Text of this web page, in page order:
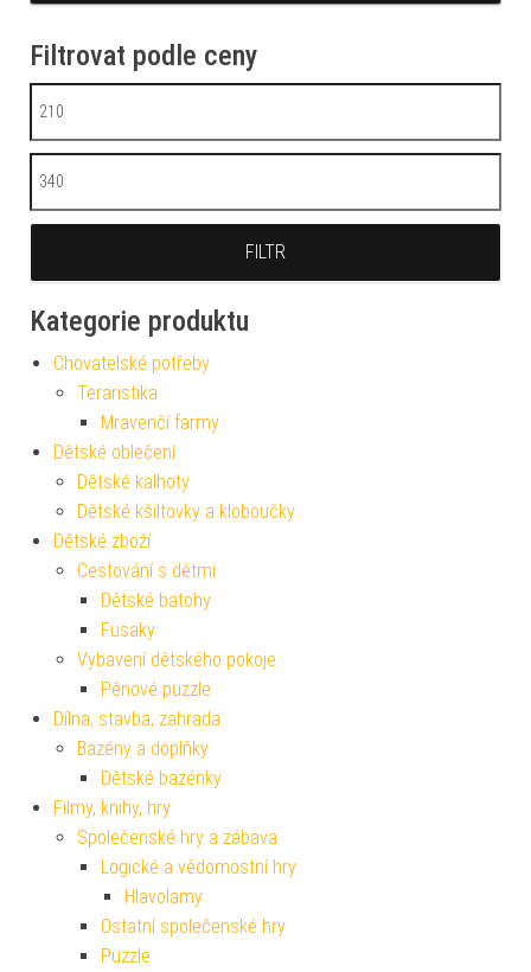
Filtrovat podle ceny
Minimální cena
Maximální cena
FILTR
Kategorie produktu
Chovatelské potřeby
Teraristika
Mravenčí farmy
Dětské oblečení
Dětské kalhoty
Dětské kšiltovky a kloboučky
Dětské zboží
Cestování s dětmi
Dětské batohy
Fusaky
Vybavení dětského pokoje
Pěnové puzzle
Dílna, stavba, zahrada
Bazény a doplňky
Dětské bazénky
Filmy, knihy, hry
Společenské hry a zábava
Logické a vědomostní hry
Hlavolamy
Ostatní společenské hry
Puzzle